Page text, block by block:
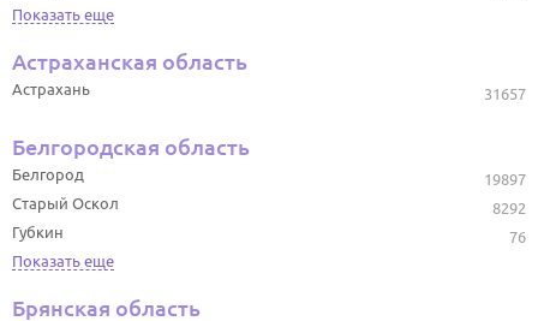
Показать еще
Астраханская область
31657
Астрахань
Белгородская область
19897
Белгород
8292
Старый Оскол
76
Губкин
Показать еще
Брянская область